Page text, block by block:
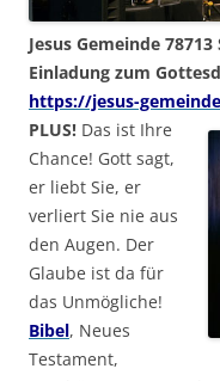
Jesus Gemeinde
Einladung zum
https://jesus-
PLUS! Das ist Ihre
Chance! Gott sagt,
er liebt Sie, er
verliert Sie nie aus
den Augen. Der
Glaube ist da für
das Unmögliche!
Bibel, Neues
Testament,